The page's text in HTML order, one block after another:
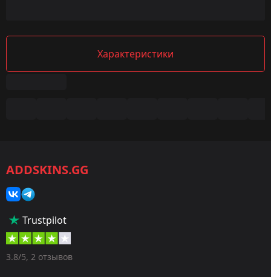
Характеристики
Категория:
Ящики с музыкой
Контейнер
Дизайнер:
ADDSKINS.GG
Trustpilot
3.8/5, 2 отзывов